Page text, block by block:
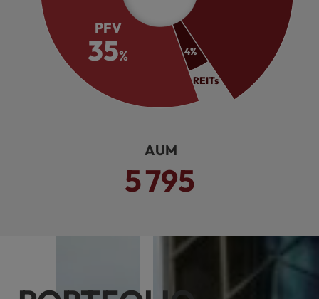
REITs
4%
PFV
35%
운용 AUM
5795